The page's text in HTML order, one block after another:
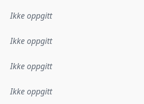
Ikke oppgitt
Ikke oppgitt
Ikke oppgitt
Ikke oppgitt